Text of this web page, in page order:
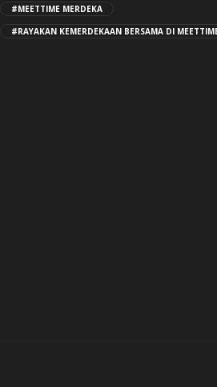
#MEETTIME MERDEKA
#RAYAKAN KEMERDEKAAN BERSAMA DI